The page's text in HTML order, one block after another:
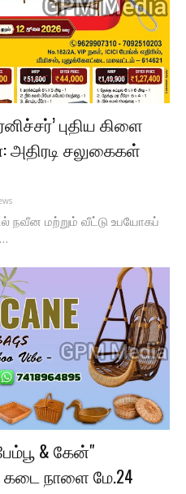
புதிய கிளை
அதிரடி சலுகைகள்
நவீன மற்றும் வீட்டு உபயோகப்
& கேன்"
நாளை மே.24